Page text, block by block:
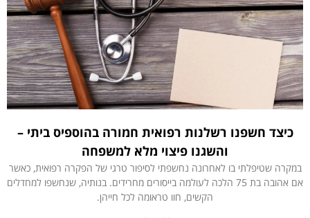
כיצד חשפנו רשלנות רפואית חמורה בהוספיס ביתי –
והשגנו פיצוי מלא למשפחה
במקרה שטיפלתי בו לאחרונה נחשפתי לסיפור טרגי של הפקרה רפואית, כאשר
אם אהובה בת 75 הלכה לעולמה בייסורים מחרידים. בנותיה, שנחשפו למחדלים
הקשים, חוו טראומה לכל חייהן.